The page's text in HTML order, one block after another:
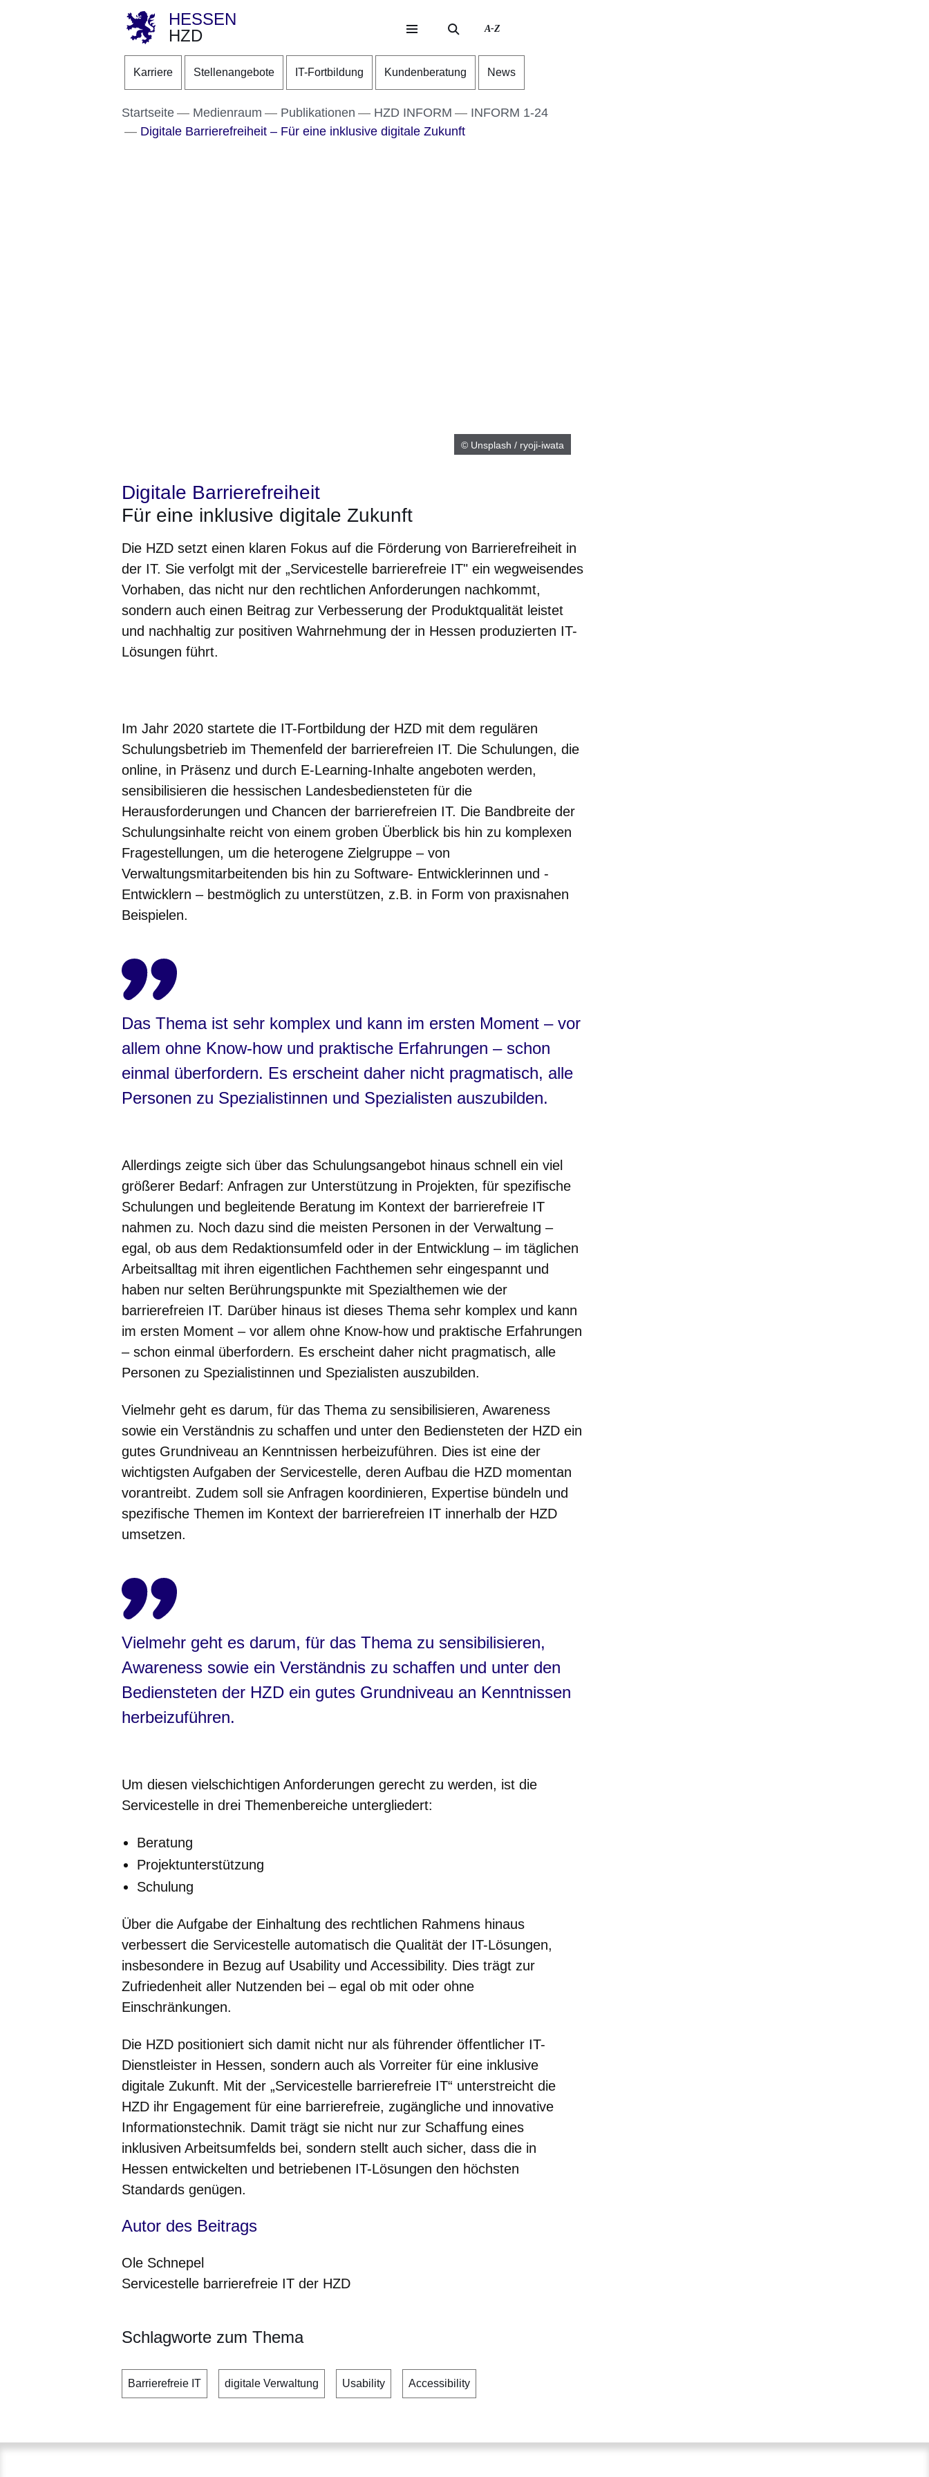
Direkt zum Kopf der Seite
Direkt zum Inhalt
Direkt zum Fuß der Seite
HESSEN
HZD
A-Z
Karriere Stellenangebote IT-Fortbildung Kundenberatung News
Startseite Medienraum Publikationen HZD INFORM
INFORM 1-24
Digitale Barrierefreiheit – Für eine inklusive digitale Zukunft
© Unsplash / ryoji-iwata
Digitale Barrierefreiheit
Für eine inklusive digitale Zukunft
Die HZD setzt einen klaren Fokus auf die Förderung von Barrierefreiheit in
der IT. Sie verfolgt mit der „Servicestelle barrierefreie IT" ein wegweisendes
Vorhaben, das nicht nur den rechtlichen Anforderungen nachkommt,
sondern auch einen Beitrag zur Verbesserung der Produktqualität leistet
und nachhaltig zur positiven Wahrnehmung der in Hessen produzierten IT-
Lösungen führt.
Im Jahr 2020 startete die IT-Fortbildung der HZD mit dem regulären
Schulungsbetrieb im Themenfeld der barrierefreien IT. Die Schulungen, die
online, in Präsenz und durch E-Learning-Inhalte angeboten werden,
sensibilisieren die hessischen Landesbediensteten für die
Herausforderungen und Chancen der barrierefreien IT. Die Bandbreite der
Schulungsinhalte reicht von einem groben Überblick bis hin zu komplexen
Fragestellungen, um die heterogene Zielgruppe – von
Verwaltungsmitarbeitenden bis hin zu Software- Entwicklerinnen und -
Entwicklern – bestmöglich zu unterstützen, z.B. in Form von praxisnahen
Beispielen.
Das Thema ist sehr komplex und kann im ersten Moment – vor
allem ohne Know-how und praktische Erfahrungen – schon
einmal überfordern. Es erscheint daher nicht pragmatisch, alle
Personen zu Spezialistinnen und Spezialisten auszubilden.
Allerdings zeigte sich über das Schulungsangebot hinaus schnell ein viel
größerer Bedarf: Anfragen zur Unterstützung in Projekten, für spezifische
Schulungen und begleitende Beratung im Kontext der barrierefreie IT
nahmen zu. Noch dazu sind die meisten Personen in der Verwaltung –
egal, ob aus dem Redaktionsumfeld oder in der Entwicklung – im täglichen
Arbeitsalltag mit ihren eigentlichen Fachthemen sehr eingespannt und
haben nur selten Berührungspunkte mit Spezialthemen wie der
barrierefreien IT. Darüber hinaus ist dieses Thema sehr komplex und kann
im ersten Moment – vor allem ohne Know-how und praktische Erfahrungen
– schon einmal überfordern. Es erscheint daher nicht pragmatisch, alle
Personen zu Spezialistinnen und Spezialisten auszubilden.
Vielmehr geht es darum, für das Thema zu sensibilisieren, Awareness
sowie ein Verständnis zu schaffen und unter den Bediensteten der HZD ein
gutes Grundniveau an Kenntnissen herbeizuführen. Dies ist eine der
wichtigsten Aufgaben der Servicestelle, deren Aufbau die HZD momentan
vorantreibt. Zudem soll sie Anfragen koordinieren, Expertise bündeln und
spezifische Themen im Kontext der barrierefreien IT innerhalb der HZD
umsetzen.
Vielmehr geht es darum, für das Thema zu sensibilisieren,
Awareness sowie ein Verständnis zu schaffen und unter den
Bediensteten der HZD ein gutes Grundniveau an Kenntnissen
herbeizuführen.
Um diesen vielschichtigen Anforderungen gerecht zu werden, ist die
Servicestelle in drei Themenbereiche untergliedert:
Beratung
Projektunterstützung
Schulung
Über die Aufgabe der Einhaltung des rechtlichen Rahmens hinaus
verbessert die Servicestelle automatisch die Qualität der IT-Lösungen,
insbesondere in Bezug auf Usability und Accessibility. Dies trägt zur
Zufriedenheit aller Nutzenden bei – egal ob mit oder ohne
Einschränkungen.
Die HZD positioniert sich damit nicht nur als führender öffentlicher IT-
Dienstleister in Hessen, sondern auch als Vorreiter für eine inklusive
digitale Zukunft. Mit der „Servicestelle barrierefreie IT“ unterstreicht die
HZD ihr Engagement für eine barrierefreie, zugängliche und innovative
Informationstechnik. Damit trägt sie nicht nur zur Schaffung eines
inklusiven Arbeitsumfelds bei, sondern stellt auch sicher, dass die in
Hessen entwickelten und betriebenen IT-Lösungen den höchsten
Standards genügen.
Autor des Beitrags
Ole Schnepel
Servicestelle barrierefreie IT der HZD
Schlagworte zum Thema
Barrierefreie IT digitale Verwaltung Usability Accessibility